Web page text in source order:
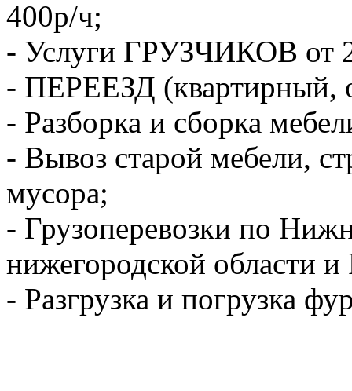
400р/ч;
- Услуги ГРУЗЧИКОВ от
- ПЕРЕЕЗД (квартирный,
- Разборка и сборка
- Вывоз старой мебели,
мусора;
- Грузоперевозки по
нижегородской области и
- Разгрузка и погрузка